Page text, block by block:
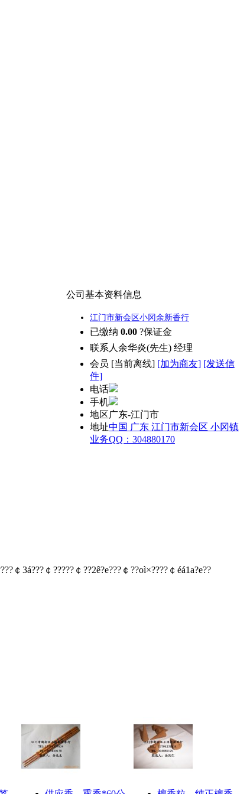
公司基本资料信息
江门市新会区小冈余新香行
已缴纳 0.00 ?保证金
联系人 余华炎(先生) 经理
会员 [当前离线] [加为商友] [发送信
件]
电话
手机
地区广东-江门市
地址中国 广东 江门市新会区 小冈镇
业务QQ：304880170
￠3á???￠?????￠??2ê?e???￠??oì×????￠éá1a?e??